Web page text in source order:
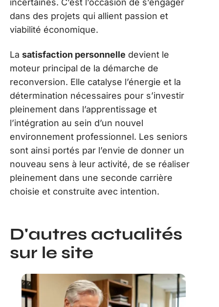
incertaines. C’est l’occasion de s’engager
dans des projets qui allient passion et
viabilité économique.
La satisfaction personnelle devient le
moteur principal de la démarche de
reconversion. Elle catalyse l’énergie et la
détermination nécessaires pour s’investir
pleinement dans l’apprentissage et
l’intégration au sein d’un nouvel
environnement professionnel. Les seniors
sont ainsi portés par l’envie de donner un
nouveau sens à leur activité, de se réaliser
pleinement dans une seconde carrière
choisie et construite avec intention.
D'autres actualités
sur le site